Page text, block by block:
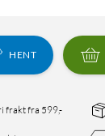
HENT
frakt fra 599,-